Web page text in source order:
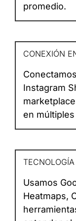
promedio.
CONEXIÓN
Instagram
en
Usamos
Heatmaps,